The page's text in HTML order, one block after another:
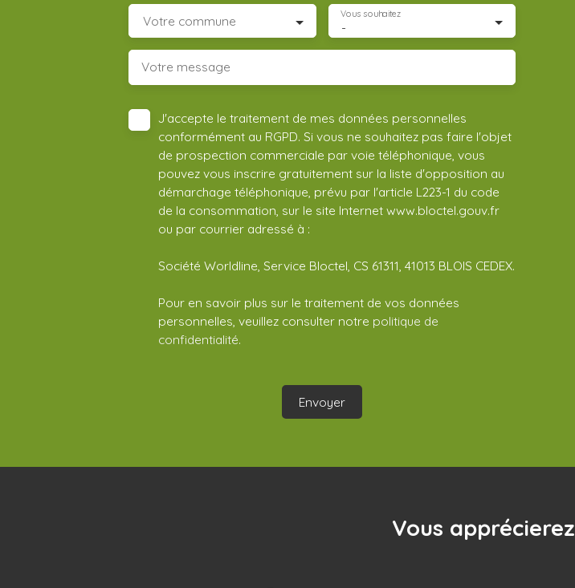
Votre commune -
Vous souhaitez
Votre message
J'accepte le traitement de mes données personnelles
conformément au RGPD. Si vous ne souhaitez pas faire l'objet
de prospection commerciale par voie téléphonique, vous
pouvez vous inscrire gratuitement sur la liste d'opposition au
démarchage téléphonique, prévu par l'article L223-1 du code
de la consommation, sur le site Internet www.bloctel.gouv.fr
ou par courrier adressé à :
Société Worldline, Service Bloctel, CS 61311, 41013 BLOIS CEDEX.
Pour en savoir plus sur le traitement de vos données
personnelles, veuillez consulter notre politique de
confidentialité.
Envoyer
Vous apprécierez